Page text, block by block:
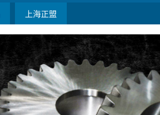
上海正盟